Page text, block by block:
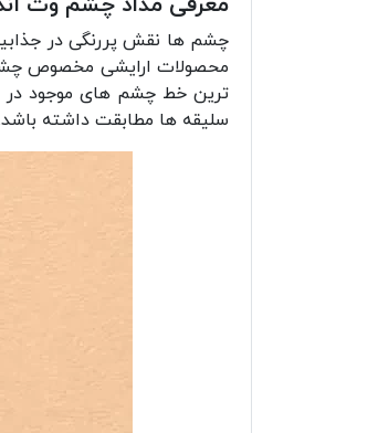
چشم ها نقش پررنگی در
محصولات ارایشی مخصوص
ترین خط چشم های موجود در
سلیقه ها مطابقت داشته